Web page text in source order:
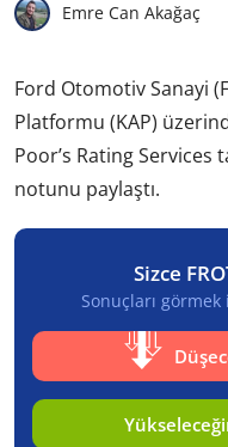
Emre Can Akağaç
Ford Otomotiv Sanayi
Platformu (KAP)
Poor’s Rating Services
notunu paylaştı.
Sizce
Sonuçları görmek